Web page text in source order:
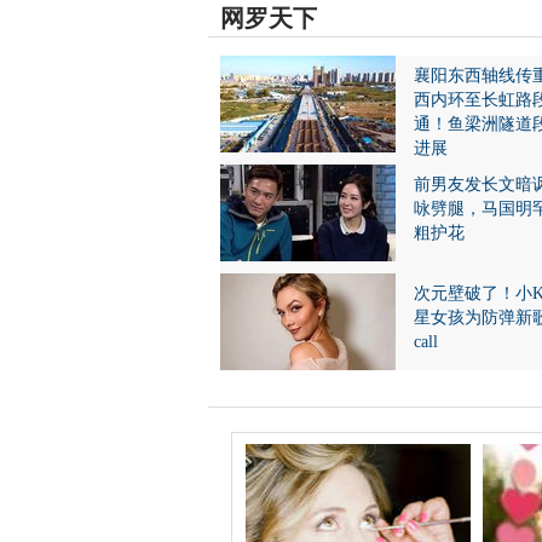
网罗天下
襄阳东西轴线传
西内环至长虹路
通！鱼梁洲隧道
进展
前男友发长文暗
咏劈腿，马国明
粗护花
次元壁破了！小
星女孩为防弹新
call